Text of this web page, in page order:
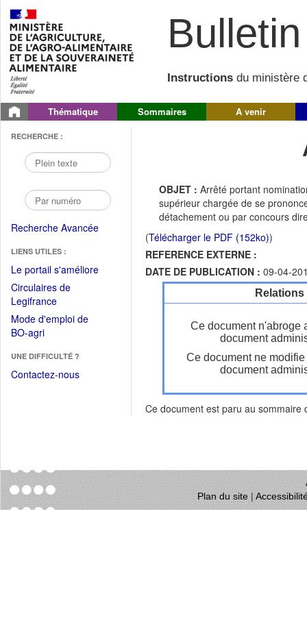
Instructions du ministère
Thématique Sommaires A venir
RECHERCHE :
Recherche Avancée
LIENS UTILES :
Le portail s'améliore(Fichier
Circulaires de
Legifrance(Ouvrir
dans
une
fenêtre)
Mode d'emploi de
BO-agri(Ouvrir
une
nouvelle
UNE DIFFICULTÉ ?
Contactez-nous
OBJET : Arrêté portant
supérieur chargée de se
détachement ou par concours
(Télécharger le PDF (152ko))
REFERENCE EXTERNE :
DATE DE PUBLICATION : 09-04-
Ce document n'abroge
document
Ce document ne
document
Ce document est paru au sommaire
Plan du site|